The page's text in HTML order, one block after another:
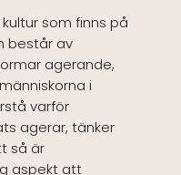
som finns på
består av
agerande,
i
varför
agerar, tänker
så är
aspekt att